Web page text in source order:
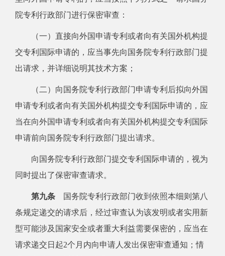
院专利行政部门进行保密审查：
（一）直接向外国申请专利或者向有关国外机构提
交专利国际申请的，应当事先向国务院专利行政部门提
出请求，并详细说明其技术方案；
（二）向国务院专利行政部门申请专利后拟向外国
申请专利或者向有关国外机构提交专利国际申请的，应
当在向外国申请专利或者向有关国外机构提交专利国际
申请前向国务院专利行政部门提出请求。
向国务院专利行政部门提交专利国际申请的，视为
同时提出了保密审查请求。
第九条 国务院专利行政部门收到依照本细则第八
条规定递交的请求后，经过审查认为该发明或者实用新
型可能涉及国家安全或者重大利益需要保密的，应当在
请求递交日起2个月内向申请人发出保密审查通知；情